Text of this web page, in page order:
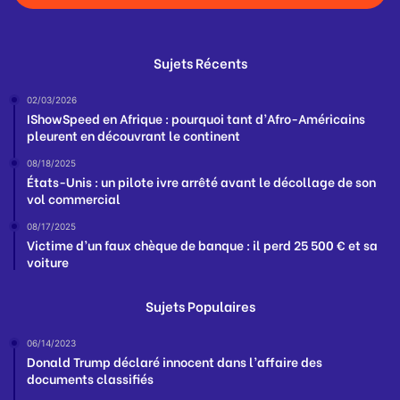
Sujets Récents
02/03/2026
IShowSpeed en Afrique : pourquoi tant d’Afro-Américains
pleurent en découvrant le continent
08/18/2025
États-Unis : un pilote ivre arrêté avant le décollage de son
vol commercial
08/17/2025
Victime d’un faux chèque de banque : il perd 25 500 € et sa
voiture
Sujets Populaires
06/14/2023
Donald Trump déclaré innocent dans l’affaire des
documents classifiés